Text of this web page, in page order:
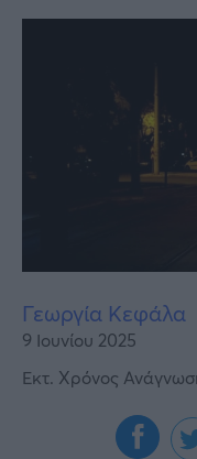
Γυναίκα
Γεωργία Κεφάλα
9 Ιουνίου 2025
Εκτ. Χρόνος